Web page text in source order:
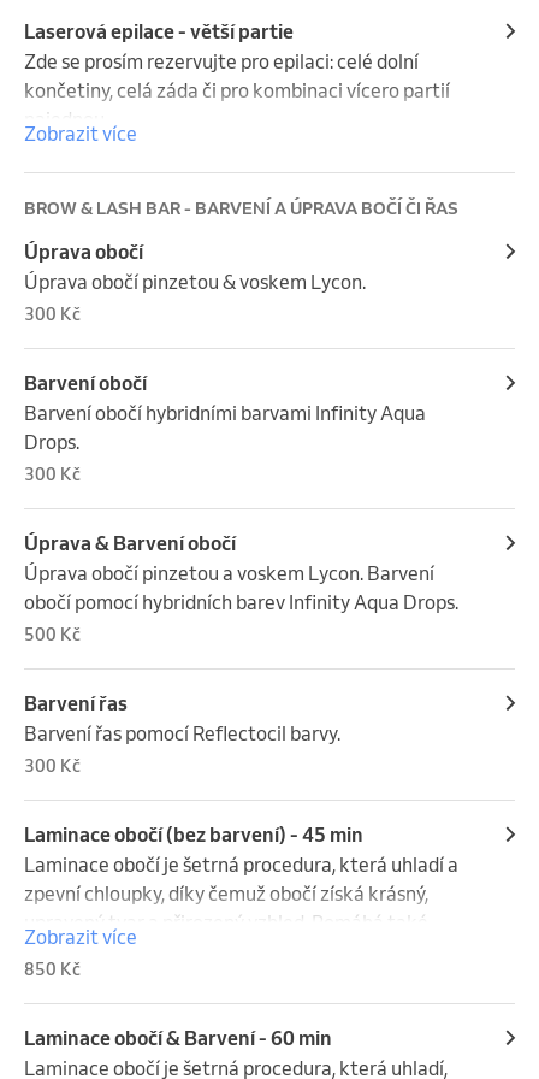
nám to prosím do poznámky. Děkujeme
Laserová epilace - větší partie
Zde se prosím rezervujte pro epilaci: celé dolní
končetiny, celá záda či pro kombinaci vícero partií
najednou.
Pokud si přejete kombinovat více partií najedou,
napište nám to prosím do poznámky. Děkujeme
Zobrazit více
BROW & LASH BAR - BARVENÍ A ÚPRAVA BOČÍ ČI ŘAS
Úprava obočí
Úprava obočí pinzetou & voskem Lycon.
300 Kč
Barvení obočí
Barvení obočí hybridními barvami Infinity Aqua
Drops.
300 Kč
Úprava & Barvení obočí
Úprava obočí pinzetou a voskem Lycon. Barvení
obočí pomocí hybridních barev Infinity Aqua Drops.
500 Kč
Barvení řas
Barvení řas pomocí Reflectocil barvy.
300 Kč
Laminace obočí (bez barvení) - 45 min
Laminace obočí je šetrná procedura, která uhladí a
zpevní chloupky, díky čemuž obočí získá krásný,
upravený tvar a přirozený vzhled. Pomáhá také
sjednotit směr růstu chloupků a dodává obočí plnější
efekt.
Součástí ošetření je jemná úprava pinzetou a
precizní depilace voskem Lycon, který spolehlivě
Zobrazit více
850 Kč
Laminace obočí & Barvení - 60 min
Laminace obočí je šetrná procedura, která uhladí,